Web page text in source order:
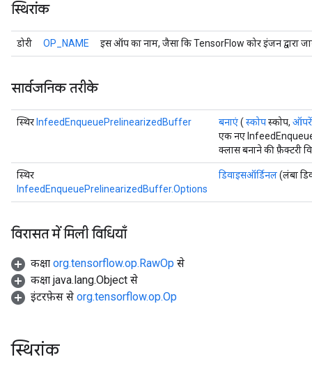
स्थिरांक
डोरी OP_NAME इस ऑप का नाम, जैसा कि TensorFlow कोर इंजन द्वारा
सार्वजनिक तरीके
स्थिर InfeedEnqueuePrelinearizedBuffer बनाएं( स्कोपस्कोप,
एक नए
क्लास बनाने की फ़ैक्टरी
स्थिर
InfeedEnqueuePrelinearizedBuffer.Options
डिवाइसऑर्डिनल(लंबा
विरासत में मिली विधियाँ
कक्षा org.tensorflow.op.RawOp से
कक्षा java.lang.Object से
इंटरफ़ेस से org.tensorflow.op.Op
स्थिरांक